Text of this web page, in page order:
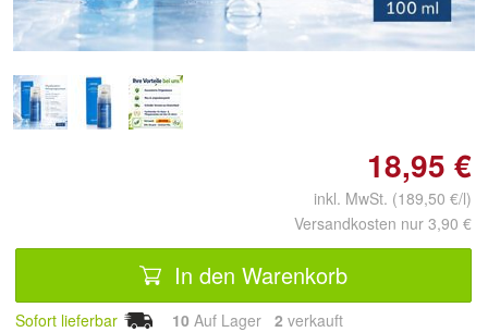
18,95 €
inkl. MwSt. (189,50 €/l)
Versandkosten nur 3,90 €
In den Warenkorb
Sofort lieferbar 10 Auf Lager 2 verkauft